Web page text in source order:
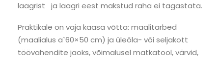
laagrist ja laagri eest makstud raha ei tagastata.
Praktikale on vaja kaasa võtta: maalitarbed
(maalialus a`60×50 cm) ja üleõla- või seljakott
töövahendite jaoks, võimalusel matkatool, värvid,